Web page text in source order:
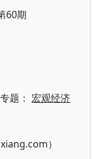
60期
题：宏观经济
）